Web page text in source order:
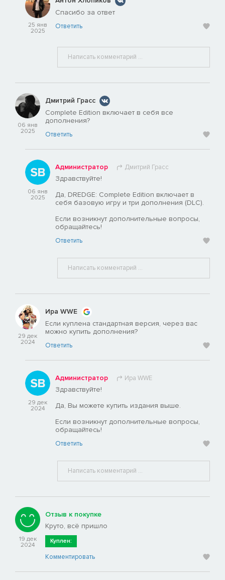
25 янв
2025
Спасибо за ответ
Ответить
06 янв
2025
Дмитрий Грасс
Complete Edition включает в себя все
дополнения?
Ответить
06 янв
2025
Администратор Дмитрий Грасс
Здравствуйте!
Да, DREDGE: Complete Edition включает в
себя базовую игру и три дополнения (DLC).
Если возникнут дополнительные вопросы,
обращайтесь!
Ответить
29 дек
2024
Ира WWE
Если куплена стандартная версия, через вас
можно купить дополнения?
Ответить
29 дек
2024
Администратор Ира WWE
Здравствуйте!
Да, Вы можете купить издания выше.
Если возникнут дополнительные вопросы,
обращайтесь!
Ответить
19 дек
2024
Отзыв к покупке
Круто, всё пришло
Куплен:
Комментировать